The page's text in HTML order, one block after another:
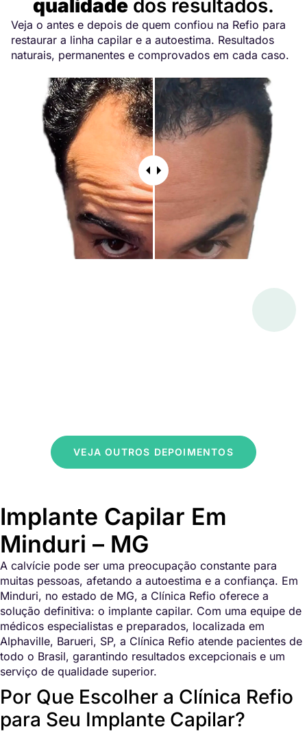
qualidade dos resultados.
Veja o antes e depois de quem confiou na Refio para
restaurar a linha capilar e a autoestima. Resultados
naturais, permanentes e comprovados em cada caso.
VEJA OUTROS DEPOIMENTOS
Implante Capilar Em
Minduri – MG
A calvície pode ser uma preocupação constante para
muitas pessoas, afetando a autoestima e a confiança. Em
Minduri, no estado de MG, a Clínica Refio oferece a
solução definitiva: o implante capilar. Com uma equipe de
médicos especialistas e preparados, localizada em
Alphaville, Barueri, SP, a Clínica Refio atende pacientes de
todo o Brasil, garantindo resultados excepcionais e um
serviço de qualidade superior.
Por Que Escolher a Clínica Refio
para Seu Implante Capilar?